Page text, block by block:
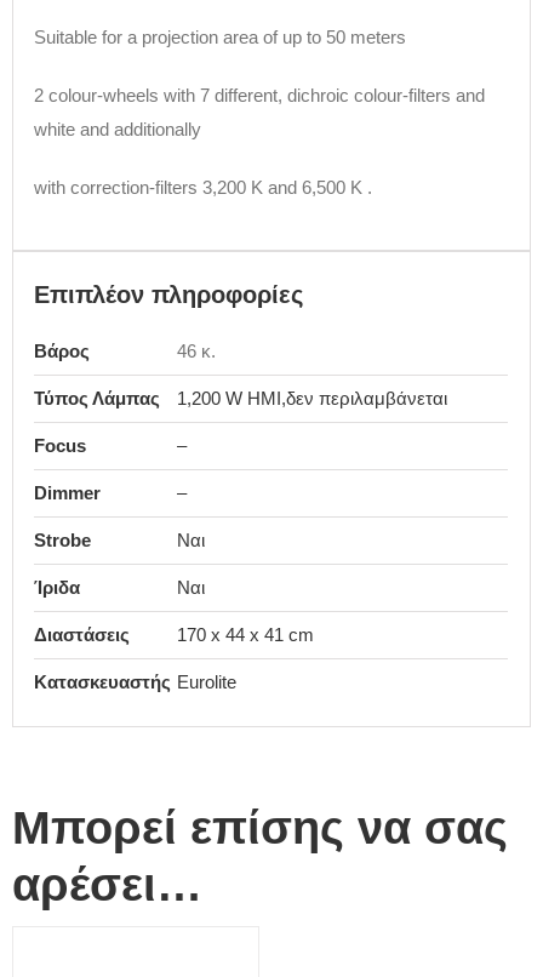
Suitable for a projection area of up to 50 meters
2 colour-wheels with 7 different, dichroic colour-filters and
white and additionally
with correction-filters 3,200 K and 6,500 K .
Επιπλέον πληροφορίες
Βάρος 46 κ.
Τύπος Λάμπας 1,200 W HMI,δεν περιλαμβάνεται
Focus –
Dimmer –
Strobe Ναι
Ίριδα Ναι
Διαστάσεις 170 x 44 x 41 cm
Κατασκευαστής Eurolite
Μπορεί επίσης να σας
αρέσει…